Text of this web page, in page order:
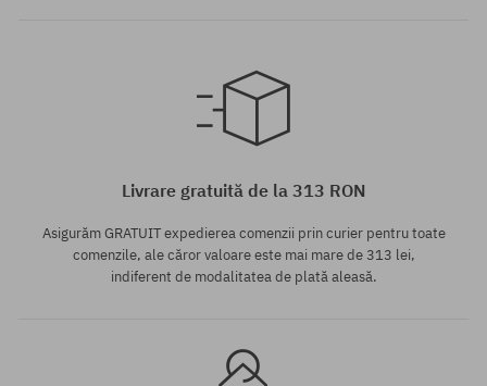
Livrare gratuită de la 313 RON
Asigurăm GRATUIT expedierea comenzii prin curier pentru toate
comenzile, ale căror valoare este mai mare de 313 lei,
indiferent de modalitatea de plată aleasă.